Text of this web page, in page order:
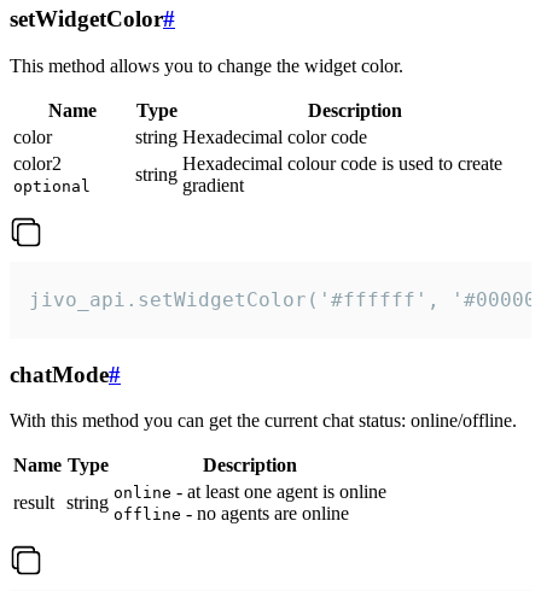
setWidgetColor#
This method allows you to change the widget color.
Name Type
Description
color
string Hexadecimal color code
color2
optional
string
Hexadecimal colour code is used to create
gradient
jivo_api.setWidgetColor('#ffffff',
chatMode#
With this method you can get the current chat status: online/offline.
Name Type
Description
result string online - at least one agent is online
offline - no agents are online